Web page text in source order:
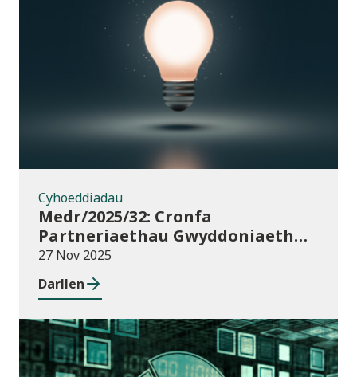
Cyhoeddiadau
Cyhoeddiadau
Medr/2025/32: Cronfa
Partneriaethau Gwyddoniaeth
Rhyngwladol (ISPF) 2025-26
27 Nov 2025
Darllen